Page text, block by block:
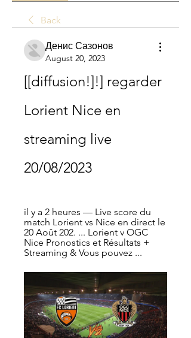
Back
Денис Сазонов
August 20, 2023
[[diffusion!]!] regarder
Lorient Nice en
streaming live
20/08/2023
il y a 2 heures — Live score du
match Lorient vs Nice en direct le
20 Août 202. ... Lorient v OGC
Nice Pronostics et Résultats +
Streaming & Vous pouvez ...